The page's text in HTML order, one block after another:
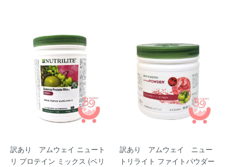
訳あり アムウェイ ニュート
リ プロテイン ミックス (ベリ
訳あり アムウェイ ニュー
トリライト ファイトパウダー